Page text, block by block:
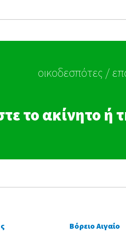
οικοδεσπότες /
το ακίνητο ή
Βόρειο Αιγαίο